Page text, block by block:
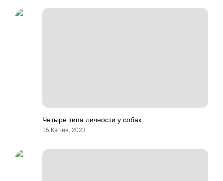
Четыре типа личности у собак
15 Квітня, 2023